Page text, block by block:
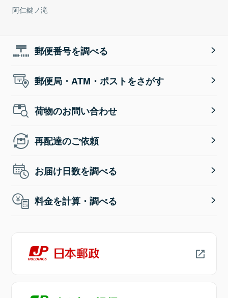
阿仁鍵ノ滝
郵便番号を調べる
郵便局・ATM・ポストをさがす
荷物のお問い合わせ
再配達のご依頼
お届け日数を調べる
料金を計算・調べる